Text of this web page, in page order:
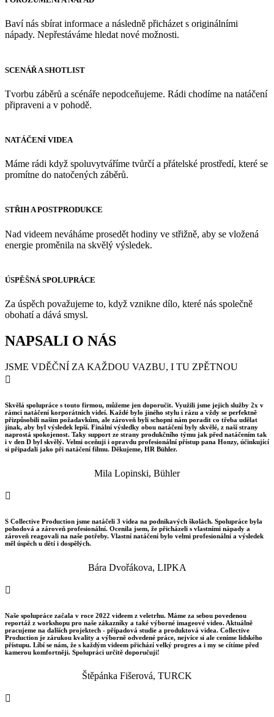
Baví nás sbírat informace a následně přicházet s originálními
nápady. Nepřestáváme hledat nové možnosti.
SCENÁŘ A SHOTLIST
Tvorbu záběrů a scénáře nepodceňujeme. Rádi chodíme na natáčení
připraveni a v pohodě.
NATÁČENÍ VIDEA
Máme rádi když spoluvytváříme tvůrčí a přátelské prostředí, které se
promítne do natočených záběrů.
STŘIH A POSTPRODUKCE
Nad videem neváháme prosedět hodiny ve střižně, aby se vložená
energie proměnila na skvělý výsledek.
ÚSPĚŠNÁ SPOLUPRÁCE
Za úspěch považujeme to, když vznikne dílo, které nás společně
obohatí a dává smysl.
NAPSALI O NÁS
JSME VDĚČNÍ ZA KAŽDOU VAZBU, I TU ZPĚTNOU

Skvělá spolupráce s touto firmou, můžeme jen doporučit. Využili jsme jejich služby 2x v
rámci natáčení korporátních videí. Každé bylo jiného stylu i rázu a vždy se perfektně
přizpůsobili našim požadavkům, ale zároveň byli schopni nám poradit co třeba udělat
jinak, aby byl výsledek lepší. Finální výsledky obou natáčení byly skvělé, z naší strany
naprostá spokojenost. Taky support ze strany produkčního týmu jak před natáčením tak
i v den D byl skvělý. Velmi oceňuji i opravdu profesionální přístup pana Honzy, účinkující
si připadali jako při natáčení filmu. Děkujeme, HR Bühler.
Mila Lopinski, Bühler

S Collective Production jsme natáčeli 3 videa na podnikavých školách. Spolupráce byla
pohodová a zároveň profesionální. Ocenila jsem, že přicházeli s vlastními nápady a
zároveň reagovali na naše potřeby. Vlastní natáčení bylo velmi profesionální a výsledek
měl úspěch u dětí i dospělých.
Bára Dvořákova, LIPKA

Naše spolupráce začala v roce 2022 videem z veletrhu. Máme za sebou povedenou
reportáž z workshopu pro naše zákazníky a také výborné imageové video. Aktuálně
pracujeme na dalších projektech - případová studie a produktová videa. Collective
Production je zárukou kvality a výborně odvedené práce, nejvíce si ale ceníme lidského
přístupu. Líbí se nám, že s každým videem přichází velký progres a i my se cítíme před
kamerou komfortněji. Spolupráci určitě doporučuji!
Štěpánka Fišerová, TURCK
